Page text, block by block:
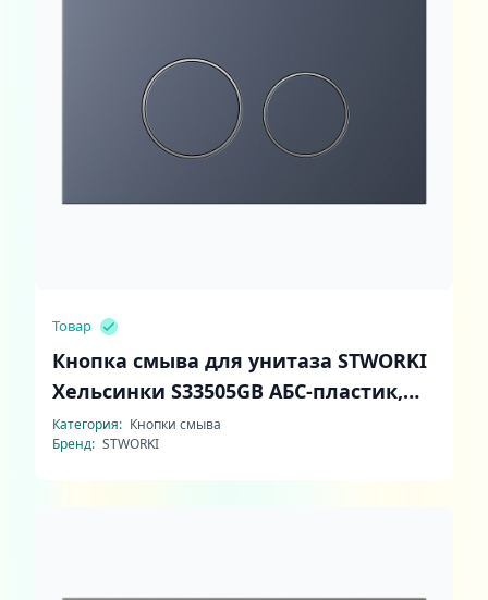
Товар
Кнопка смыва для унитаза STWORKI
Хельсинки S33505GB АБС-пластик,
цвет вороненая сталь
Категория: Кнопки смыва
Бренд: STWORKI